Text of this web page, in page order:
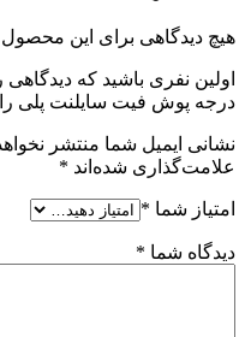
هیچ دیدگاهی برای این
درجه پوش فیت سایلنت پلی
نشانی ایمیل شما منتشر
علامت‌گذاری شده‌اند *
امتیاز شما *
دیدگاه شما *